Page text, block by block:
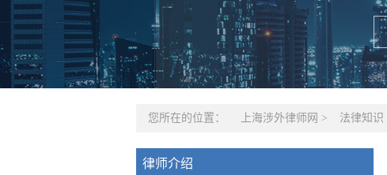
您所在的位置： 上海涉外律师网 > 法律知识
律师介绍